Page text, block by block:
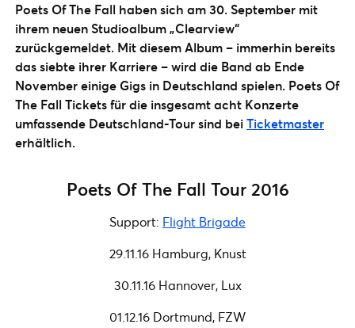
Poets Of The Fall haben sich am 30. September mit
ihrem neuen Studioalbum „Clearview“
zurückgemeldet. Mit diesem Album – immerhin bereits
das siebte ihrer Karriere – wird die Band ab Ende
November einige Gigs in Deutschland spielen. Poets Of
The Fall Tickets für die insgesamt acht Konzerte
umfassende Deutschland-Tour sind beiTicketmaster
erhältlich.
Poets Of The Fall Tour 2016
Support: Flight Brigade
29.11.16 Hamburg, Knust
30.11.16 Hannover, Lux
01.12.16 Dortmund, FZW